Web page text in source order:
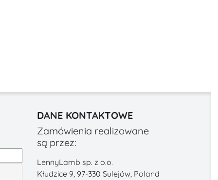
DANE KONTAKTOWE
Zamówienia realizowane
są przez:
LennyLamb sp. z o.o.
Kłudzice 9, 97-330 Sulejów, Poland